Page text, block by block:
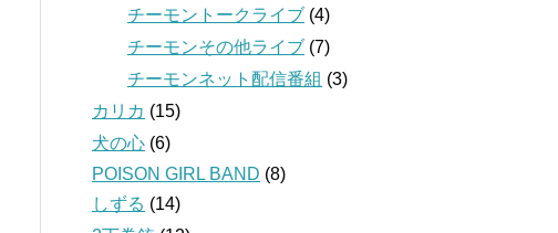
チーモントークライブ (4)
チーモンその他ライブ (7)
チーモンネット配信番組 (3)
カリカ (15)
犬の心 (6)
POISON GIRL BAND (8)
しずる (14)